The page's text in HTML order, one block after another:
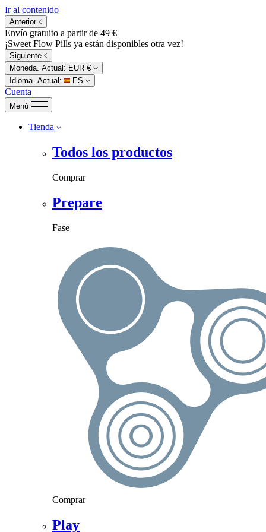
Ir al contenido
Anterior
Envío gratuito a partir de 49 €
¡Sweet Flow Pills ya están disponibles otra vez!
Siguiente
Moneda. Actual:
EUR €
Idioma. Actual:
ES
Cuenta
Menú
Tienda
Todos los productos
Comprar
Prepare
Fase
Comprar
Play